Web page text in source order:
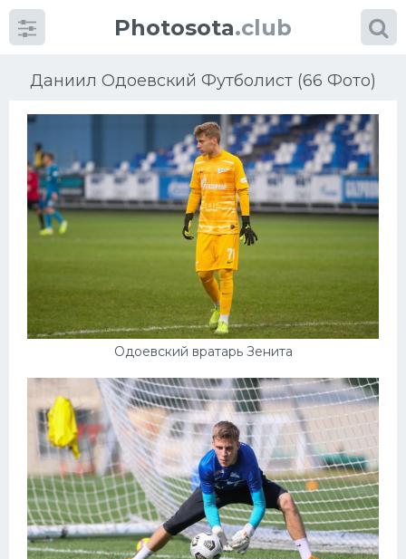
Photosota.club
Даниил Одоевский Футболист (66 Фото)
Одоевский вратарь Зенита
Категории Фото
Футбол
Баскетбол
Велогонки
Конькобежный спорт
Тренажеры
Интерьер квартиры